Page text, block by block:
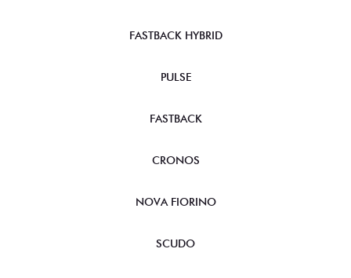
FASTBACK HYBRID
PULSE
FASTBACK
CRONOS
NOVA FIORINO
SCUDO